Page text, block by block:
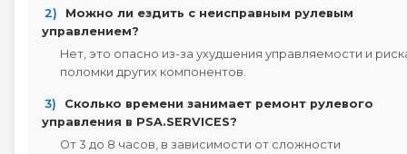
2)
Можно ли ездить с неисправным рулевым
управлением?
Нет, это опасно из-за ухудшения управляемости и
поломки других компонентов.
3)
Сколько времени занимает ремонт рулевого
управления в PSA.SERVICES?
От 3 до 8 часов, в зависимости от сложности